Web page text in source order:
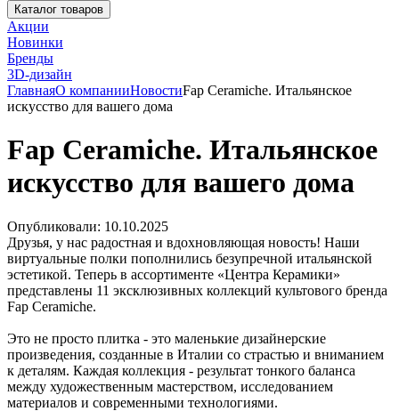
Каталог товаров
Акции
Новинки
Бренды
3D-дизайн
ГлавнаяО компанииНовостиFap Ceramiche. Итальянское
искусство для вашего дома
Fap Ceramiche. Итальянское
искусство для вашего дома
Опубликовали: 10.10.2025
Друзья, у нас радостная и вдохновляющая новость! Наши
виртуальные полки пополнились безупречной итальянской
эстетикой. Теперь в ассортименте «Центра Керамики»
представлены 11 эксклюзивных коллекций культового бренда
Fap Ceramiche.
Это не просто плитка - это маленькие дизайнерские
произведения, созданные в Италии со страстью и вниманием
к деталям. Каждая коллекция - результат тонкого баланса
между художественным мастерством, исследованием
материалов и современными технологиями.